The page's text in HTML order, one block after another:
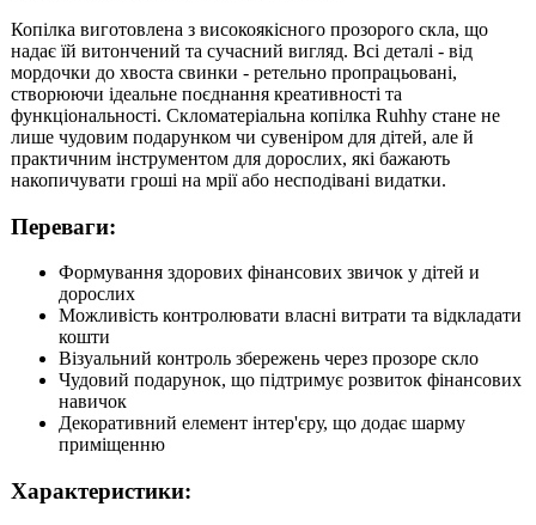
Копілка виготовлена з високоякісного прозорого скла, що
надає їй витончений та сучасний вигляд. Всі деталі - від
мордочки до хвоста свинки - ретельно пропрацьовані,
створюючи ідеальне поєднання креативності та
функціональності. Скломатеріальна копілка Ruhhy стане не
лише чудовим подарунком чи сувеніром для дітей, але й
практичним інструментом для дорослих, які бажають
накопичувати гроші на мрії або несподівані видатки.
Переваги:
Формування здорових фінансових звичок у дітей и
дорослих
Можливість контролювати власні витрати та відкладати
кошти
Візуальний контроль збережень через прозоре скло
Чудовий подарунок, що підтримує розвиток фінансових
навичок
Декоративний елемент інтер'єру, що додає шарму
приміщенню
Характеристики: